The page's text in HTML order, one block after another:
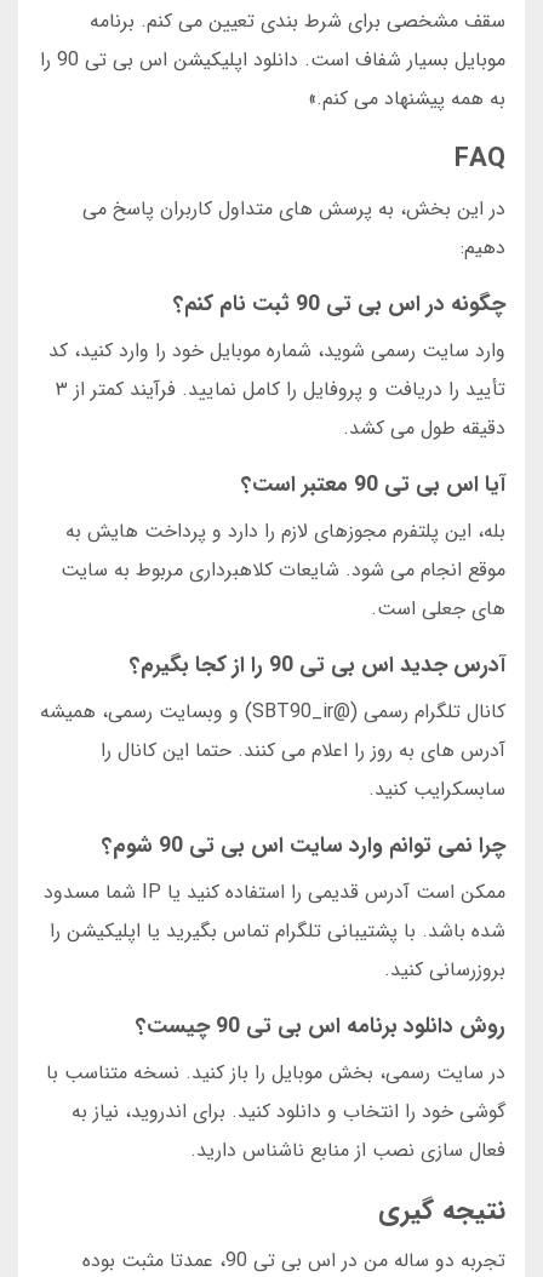
سقف مشخصی برای شرط بندی تعیین می کنم. برنامه
موبایل بسیار شفاف است. دانلود اپلیکیشن اس بی تی 90 را
به همه پیشنهاد می کنم.»
FAQ
در این بخش، به پرسش های متداول کاربران پاسخ می
دهیم:
چگونه در اس بی تی 90 ثبت نام کنم؟
وارد سایت رسمی شوید، شماره موبایل خود را وارد کنید، کد
تأیید را دریافت و پروفایل را کامل نمایید. فرآیند کمتر از ۳
دقیقه طول می کشد.
آیا اس بی تی 90 معتبر است؟
بله، این پلتفرم مجوزهای لازم را دارد و پرداخت هایش به
موقع انجام می شود. شایعات کلاهبرداری مربوط به سایت
های جعلی است.
آدرس جدید اس بی تی 90 را از کجا بگیرم؟
کانال تلگرام رسمی (@SBT90_ir) و وبسایت رسمی، همیشه
آدرس های به روز را اعلام می کنند. حتما این کانال را
سابسکرایب کنید.
چرا نمی توانم وارد سایت اس بی تی 90 شوم؟
ممکن است آدرس قدیمی را استفاده کنید یا IP شما مسدود
شده باشد. با پشتیبانی تلگرام تماس بگیرید یا اپلیکیشن را
بروزرسانی کنید.
روش دانلود برنامه اس بی تی 90 چیست؟
در سایت رسمی، بخش موبایل را باز کنید. نسخه متناسب با
گوشی خود را انتخاب و دانلود کنید. برای اندروید، نیاز به
فعال سازی نصب از منابع ناشناس دارید.
نتیجه گیری
تجربه دو ساله من در اس بی تی 90، عمدتا مثبت بوده